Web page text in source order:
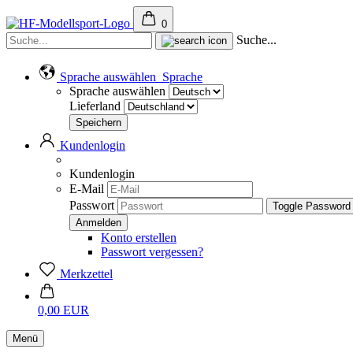
0
Suche...
Sprache auswählen Sprache
Sprache auswählen
Lieferland
Kundenlogin
Kundenlogin
E-Mail
Passwort
Toggle
Konto erstellen
Passwort vergessen?
Merkzettel
0,00 EUR
Menü